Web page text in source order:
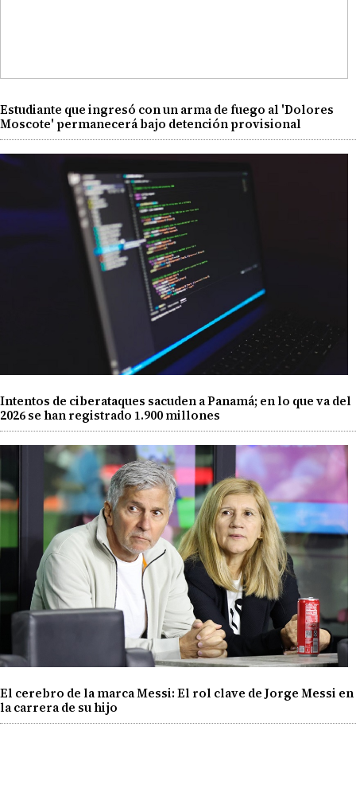
Estudiante que ingresó con un arma de fuego al 'Dolores
Moscote' permanecerá bajo detención provisional
Intentos de ciberataques sacuden a Panamá; en lo que va del
2026 se han registrado 1.900 millones
El cerebro de la marca Messi: El rol clave de Jorge Messi en
la carrera de su hijo